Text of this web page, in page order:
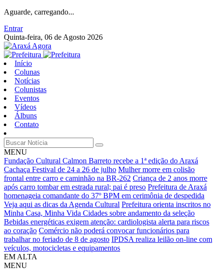
Aguarde, carregando...
Entrar
Quinta-feira, 06 de Agosto 2026
Início
Colunas
Notícias
Colunistas
Eventos
Vídeos
Álbuns
Contato
MENU
Fundação Cultural Calmon Barreto recebe a 1ª edição do Araxá
Cachaça Festival de 24 a 26 de julho Mulher morre em colisão
frontal entre carro e caminhão na BR-262 Criança de 2 anos morre
após carro tombar em estrada rural; pai é preso Prefeitura de Araxá
homenageia comandante do 37º BPM em cerimônia de despedida
Veja aqui as dicas da Agenda Cultural Prefeitura orienta inscritos no
Minha Casa, Minha Vida Cidades sobre andamento da seleção
Bebidas energéticas exigem atenção: cardiologista alerta para riscos
ao coração Comércio não poderá convocar funcionários para
trabalhar no feriado de 8 de agosto IPDSA realiza leilão on-line com
veículos, motocicletas e equipamentos
EM ALTA
MENU